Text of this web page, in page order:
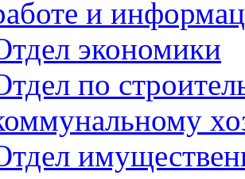
и
экономики
по